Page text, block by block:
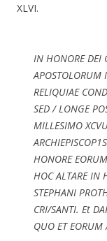
XLVI.
IN HONORE DEI
APOSTOLORUM
RELIQUIAE
SED / LONGE
MILLESIMO
HONORE
HOC ALTARE IN
STEPHANI
CRI/SANTI. Et
QUO ET